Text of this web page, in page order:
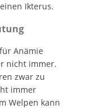
Ikterus.
Anämie
nicht immer.
zwar zu
immer
Welpen kann